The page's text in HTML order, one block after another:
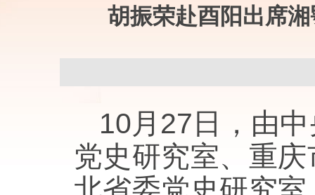
胡振荣赴酉阳出席
10月27日，由
党史研究室、重